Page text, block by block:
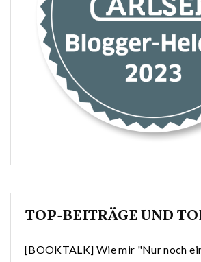
TOP-BEITRÄGE UND
[BOOKTALK] Wie mir "Nur noch